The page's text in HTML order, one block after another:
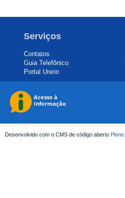
Serviços
Contatos
Guia Telefônico
Portal Unirio
Desenvolvido com o CMS de código aberto Plone